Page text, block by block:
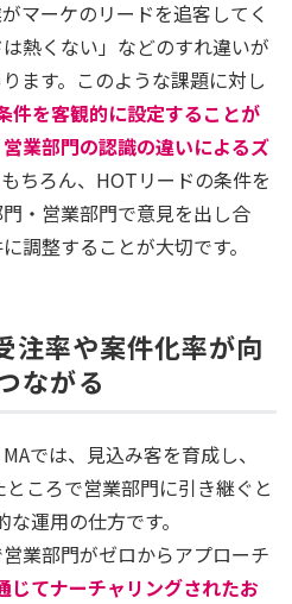
マーケのリードを追客してく
熱くない」などのすれ違いが
ます。このような課題に対し
件を客観的に設定することが
業部門の認識の違いによるズ
もちろん、HOTリードの条件を
・営業部門で意見を出し合
調整することが大切です。
注率や案件化率が向
ながる
では、見込み客を育成し、
ころで営業部門に引き継ぐと
運用の仕方です。
業部門がゼロからアプローチ
じてナーチャリングされたお